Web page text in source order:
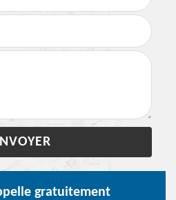
gratuitement